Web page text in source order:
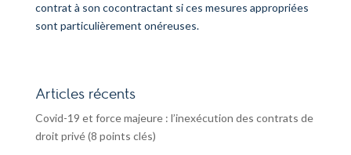
contrat à son cocontractant si ces mesures appropriées
sont particulièrement onéreuses.
Articles récents
Covid-19 et force majeure : l’inexécution des contrats de
droit privé (8 points clés)